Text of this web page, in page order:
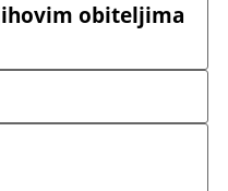
obiteljima